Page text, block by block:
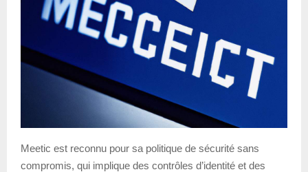
Meetic est reconnu pour sa politique de sécurité sans
compromis, qui implique des contrôles d’identité et des